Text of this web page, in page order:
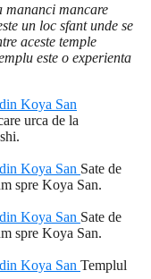
mananci mancare
un loc sfant unde se
aceste temple
este o experienta
urca de la
Sate de
spre Koya San.
Sate de
spre Koya San.
Templul